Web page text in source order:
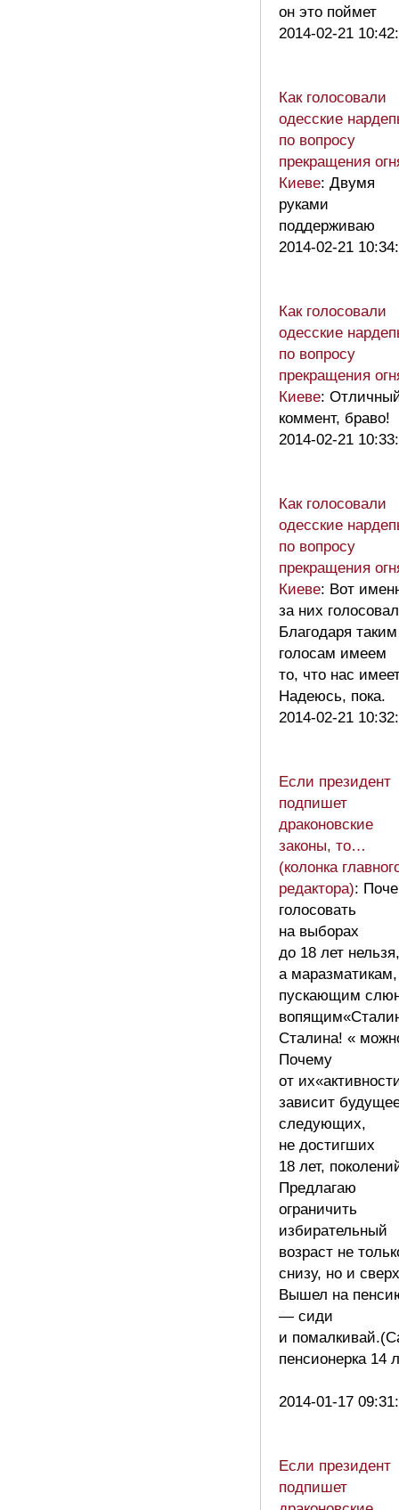
он это поймет
2014-02-21
Как голосовали
одесские
по вопросу
прекращения
Киеве: Двумя
руками
поддерживаю
2014-02-21
Как голосовали
одесские
по вопросу
прекращения
Киеве:
коммент, браво!
2014-02-21
Как голосовали
одесские
по вопросу
прекращения
Киеве: Вот
за них
Благодаря таким
голосам имеем
то, что нас
Надеюсь, пока.
2014-02-21
Если президент
подпишет
драконовские
законы, то…
(колонка
редактора):
голосовать
на выборах
до 18 лет нельзя,
а маразматикам,
пускающим
Сталина! «
Почему
от
зависит
следующих,
не достигших
18 лет,
Предлагаю
ограничить
избирательный
возраст не
снизу, но и
Вышел на
— сиди
и
пенсионерка 14
2014-01-17
Если президент
подпишет